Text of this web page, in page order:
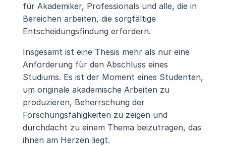
für Akademiker, Professionals und alle, die in
Bereichen arbeiten, die sorgfältige
Entscheidungsfindung erfordern.
Insgesamt ist eine Thesis mehr als nur eine
Anforderung für den Abschluss eines
Studiums. Es ist der Moment eines Studenten,
um originale akademische Arbeiten zu
produzieren, Beherrschung der
Forschungsfähigkeiten zu zeigen und
durchdacht zu einem Thema beizutragen, das
ihnen am Herzen liegt.